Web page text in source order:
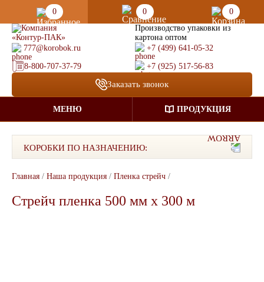
0 0
0
Производство упаковки из
картона оптом
777@korobok.ru
+7 (499) 641-05-32
8-800-707-37-79 +7 (925) 517-56-83
Заказать звонок
МЕНЮ ПРОДУКЦИЯ
КОРОБКИ ПО НАЗНАЧЕНИЮ:
Главная / Наша продукция / Пленка стрейч /
Стрейч пленка 500 мм x 300 м